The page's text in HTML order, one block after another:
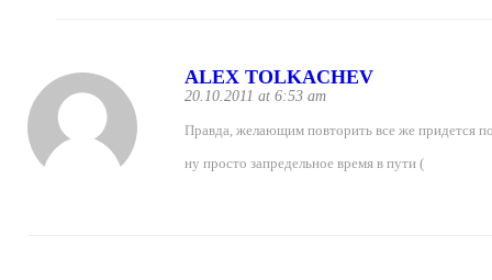
ALEX TOLKACHEV
20.10.2011 at 6:53 am
Правда, желающим повторить все же придется
ну просто запредельное время в пути (